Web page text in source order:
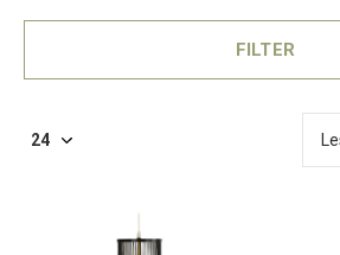
FILTER